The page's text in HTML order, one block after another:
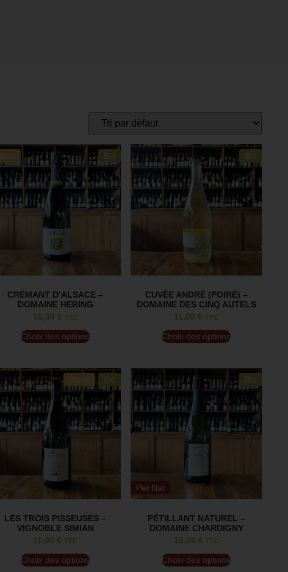
Brut Bio
CRÉMANT D’ALSACE –
DOMAINE HERING
16,30 € TTC
Choix des options
Bio
CUVÉE ANDRÉ (POIRÉ) –
DOMAINE DES CINQ AUTELS
11,00€ TTC
Choix des options
Biody Bio
LES TROIS PISSEUSES –
VIGNOBLE SIMIAN
11,00€ TTC
Choix des options
Pet Nat
Bio
PÉTILLANT NATUREL –
DOMAINE CHARDIGNY
19,00 € TTC
Choix des options